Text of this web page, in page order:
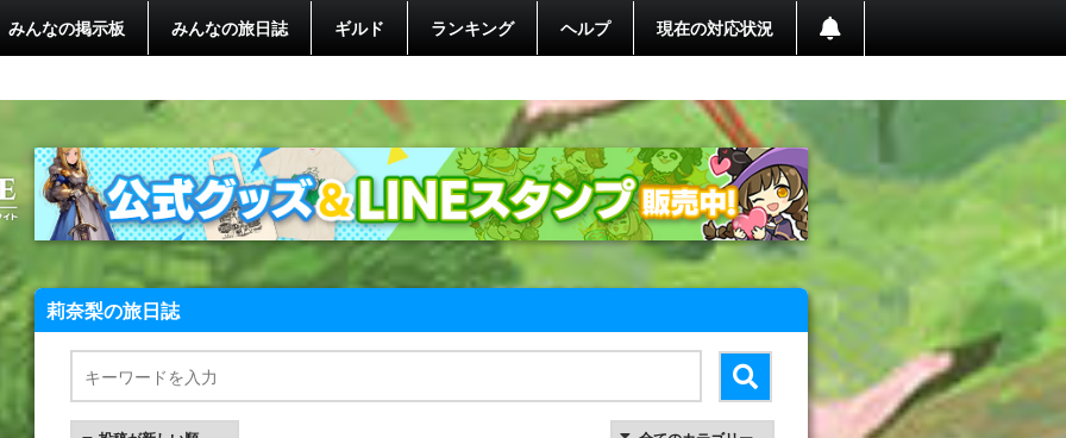
みんなの掲示板 みんなの旅日誌 ギルド ランキング ヘルプ 現在の対応状況
莉奈梨の旅日誌